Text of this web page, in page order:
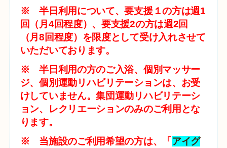
※ 半日利用について、要支援１の方は週1
回（月4回程度）、要支援2の方は週2回
（月8回程度）を限度として受け入れさせて
いただいております。
※ 半日利用の方のご入浴、個別マッサー
ジ、個別運動リハビリテーションは、 お受
けしていません。集団運動リハビリテーシ
ョン、レクリエーションのみのご利用とな
ります。
※ 当施設のご利用希望の方は、
「アイグ